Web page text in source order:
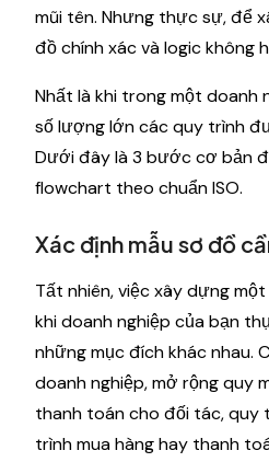
mũi tên. Nhưng thực sự, để
đồ chính xác và logic không
Nhất là khi trong một doanh
số lượng lớn các quy trình
Dưới đây là 3 bước cơ bản
flowchart theo chuẩn ISO.
Xác định mẫu sơ đồ
Tất nhiên, việc xây dựng
khi doanh nghiệp của bạn
những mục đích khác nhau.
doanh nghiệp, mở rộng quy
thanh toán cho đối tác, quy
trình mua hàng hay thanh